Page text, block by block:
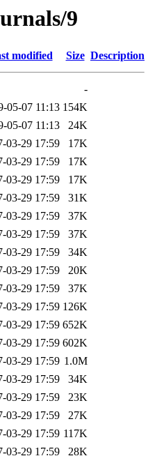
9
modified Size Description
-
05-07 11:13 154K
05-07 11:13
24K
03-29 17:59
17K
03-29 17:59
17K
03-29 17:59
17K
03-29 17:59
31K
03-29 17:59
37K
03-29 17:59
37K
03-29 17:59
34K
03-29 17:59
20K
03-29 17:59
37K
03-29 17:59 126K
03-29 17:59 652K
03-29 17:59 602K
03-29 17:59 1.0M
03-29 17:59
34K
03-29 17:59
23K
03-29 17:59
27K
03-29 17:59 117K
03-29 17:59
28K